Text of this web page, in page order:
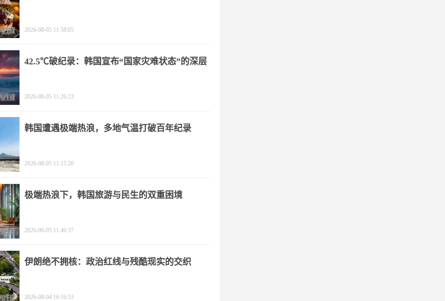
2026-08-05 11:58:05
42.5℃破纪录：韩国宣布“国家灾难状态”的深层
2026-08-05 11:26:23
韩国遭遇极端热浪，多地气温打破百年纪录
2026-08-05 11:15:20
极端热浪下，韩国旅游与民生的双重困境
2026-08-05 11:40:37
伊朗绝不拥核：政治红线与残酷现实的交织
2026-08-04 16:16:53